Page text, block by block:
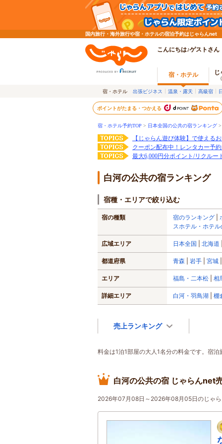
国内旅行・海外旅行や宿・ホテルの宿泊予約はじゃらんnet
こんにちは♪ゲストさん
宿・ホテル じ
宿・ホテル 出張ビジネス 温泉・露天 高級宿
ポイントがたまる・つかえる
宿・ホテル予約TOP > 日本全国の公共の宿ランキング
【じゃらん遊び体験】で使える
クーポン配布中！レンタカー予
最大6,000円分ポイント/リクルー
白河の公共の宿ランキング
宿種・エリアで絞り込む
宿の種類 宿のランキング
スホテル・ホテ
広域エリア 日本全国 北海道
都道府県 青森 岩手 宮城
エリア 福島・二本松 相
詳細エリア 白河・羽鳥湖 棚
売上ランキング
料金は1泊1部屋の大人1名分の料金です。宿
白河の公共の宿 じゃらんnet
2026年07月08日～2026年08月05日のじゃ